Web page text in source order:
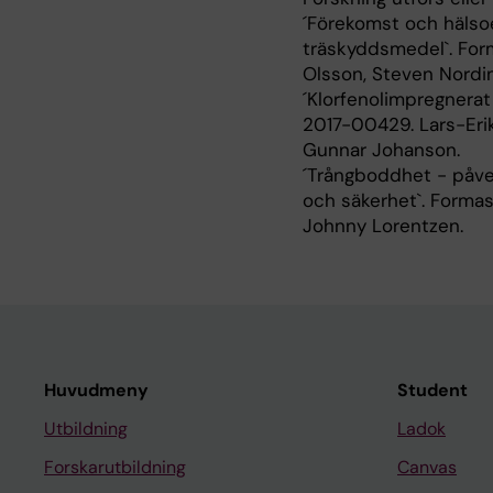
´Förekomst och
träskyddsmedel`.
Olsson, Steven
2017-00429. Lars-
Gunnar Johanson.
´Trångboddhet -
och säkerhet`.
Johnny Lorentzen.
Huvudmeny
Utbildning
Forskarutbildning
Student
Ladok
Canvas